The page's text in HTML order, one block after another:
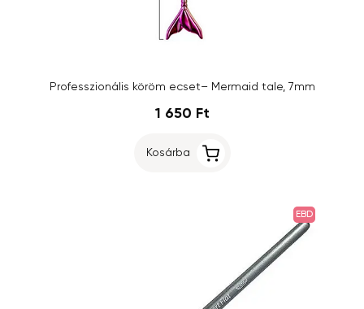
Professzionális köröm ecset– Mermaid tale, 7mm
1 650 Ft
Kosárba
EBD